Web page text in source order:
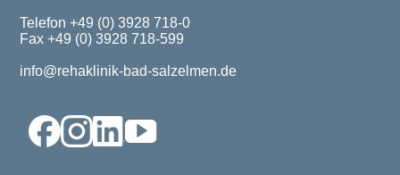
Telefon +49 (0) 3928 718-0
Fax +49 (0) 3928 718-599
info@rehaklinik-bad-salzelmen.de